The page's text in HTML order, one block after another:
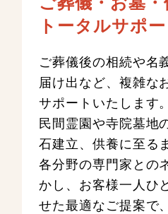
トータルサポー
ご葬儀後の相続や名
届け出など、複雑な
サポートいたします
民間霊園や寺院墓地
石建立、供養に至る
各分野の専門家との
かし、お客様一人ひ
せた最適なご提案で